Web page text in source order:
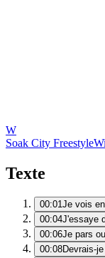
W
Soak City Freestyle
Texte
00:01Je vois
00:04J'essaye
00:06Je pars
00:08Devrais-